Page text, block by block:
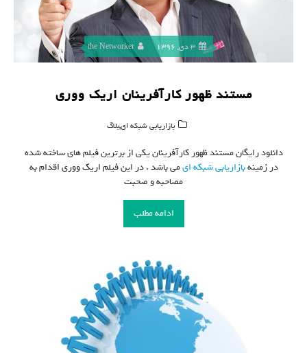
3 دی, 1396 the Networker
مستند ظهور کارآفرینان اریک ووری
بازاریابی شبکه ای,بلاگ
دانلود رایگان مستند ظهور کارآفرینان یکی از برترین فیلم های ساخته شده
در زمینهبازاریابی شبکه ایمی باشد . در این فیلم اریک ووری اقدام به
مصاحبه و صحبت
ادامه مطلب